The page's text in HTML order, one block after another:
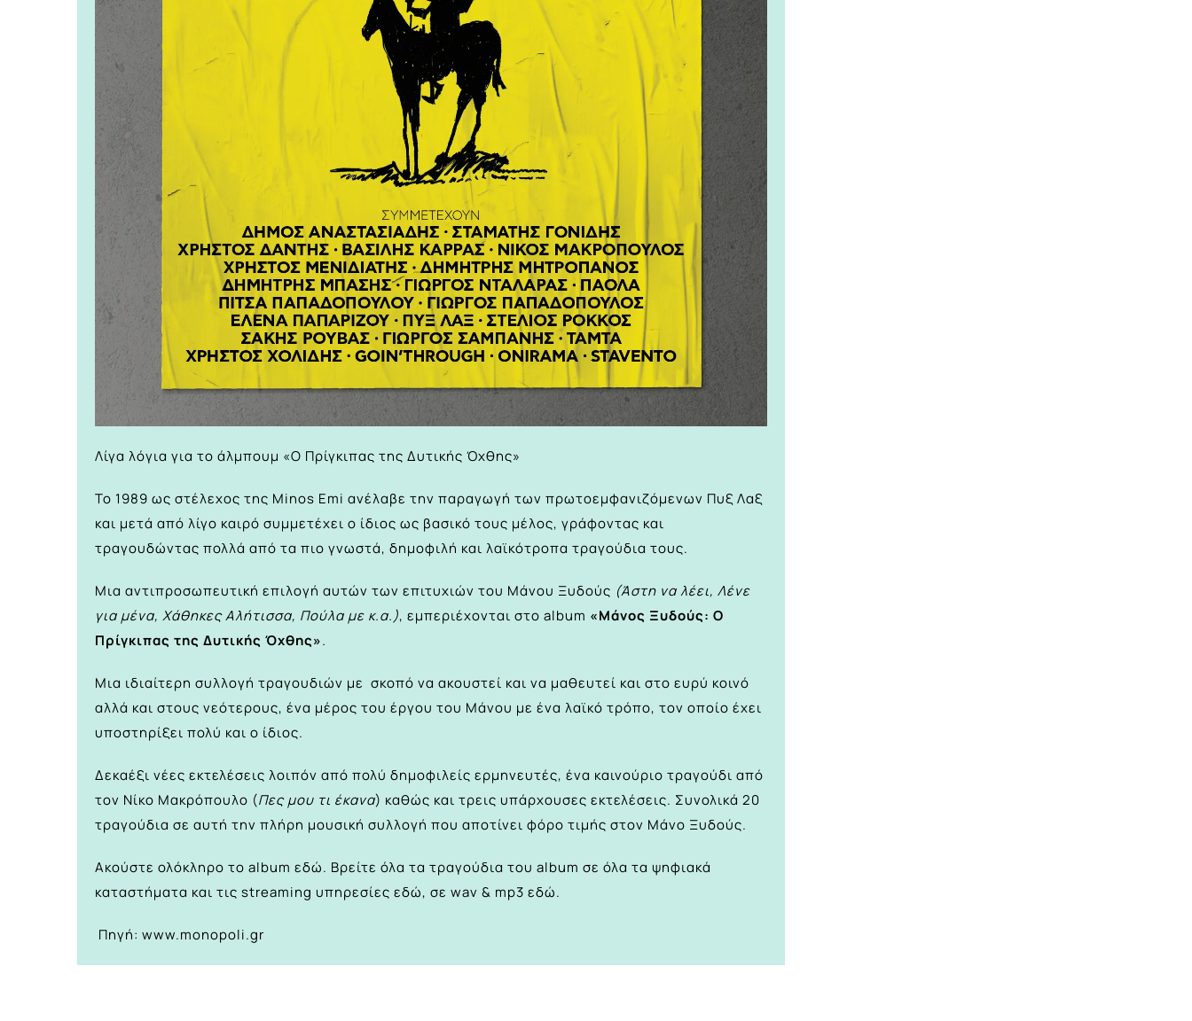
Λίγα λόγια για το άλμπουμ «Ο Πρίγκιπας της Δυτικής Όχθης»
Το 1989 ως στέλεχος της Minos Emi ανέλαβε την παραγωγή των πρωτοεμφανιζόμενων Πυξ Λαξ
και μετά από λίγο καιρό συμμετέχει ο ίδιος ως βασικό τους μέλος, γράφοντας και
τραγουδώντας πολλά από τα πιο γνωστά, δημοφιλή και λαϊκότροπα τραγούδια τους.
Μια αντιπροσωπευτική επιλογή αυτών των επιτυχιών του Μάνου Ξυδούς (Άστη να λέει, Λένε
για μένα, Χάθηκες Αλήτισσα, Πούλα με κ.α.), εμπεριέχονται στο album «Μάνος Ξυδούς: Ο
Πρίγκιπας της Δυτικής Όχθης».
Μια ιδιαίτερη συλλογή τραγουδιών με σκοπό να ακουστεί και να μαθευτεί και στο ευρύ κοινό
αλλά και στους νεότερους, ένα μέρος του έργου του Μάνου με ένα λαϊκό τρόπο, τον οποίο έχει
υποστηρίξει πολύ και ο ίδιος.
Δεκαέξι νέες εκτελέσεις λοιπόν από πολύ δημοφιλείς ερμηνευτές, ένα καινούριο τραγούδι από
τον Νίκο Μακρόπουλο (Πες μου τι έκανα) καθώς και τρεις υπάρχουσες εκτελέσεις. Συνολικά 20
τραγούδια σε αυτή την πλήρη μουσική συλλογή που αποτίνει φόρο τιμής στον Μάνο Ξυδούς.
Ακούστε ολόκληρο το album εδώ. Βρείτε όλα τα τραγούδια του album σε όλα τα ψηφιακά
καταστήματα και τις streaming υπηρεσίες εδώ, σε wav & mp3 εδώ.
Πηγή: www.monopoli.gr